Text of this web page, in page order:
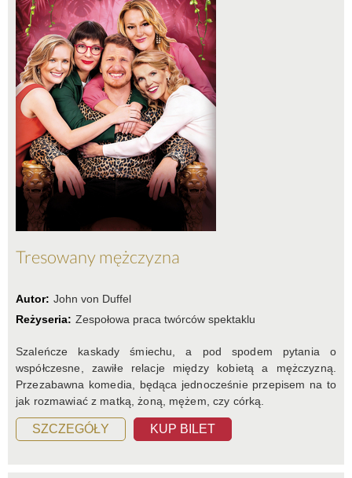
Tresowany mężczyzna
Autor: John von Duffel
Reżyseria: Zespołowa praca twórców spektaklu
Szaleńcze kaskady śmiechu, a pod spodem pytania o
współczesne, zawiłe relacje między kobietą a mężczyzną.
Przezabawna komedia, będąca jednocześnie przepisem na to
jak rozmawiać z matką, żoną, mężem, czy córką.
SZCZEGÓŁY KUP BILET